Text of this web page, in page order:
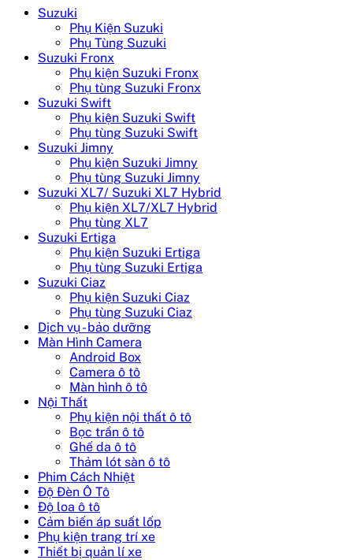
Suzuki
Phụ Kiện Suzuki
Phụ Tùng Suzuki
Suzuki Fronx
Phụ kiện Suzuki Fronx
Phụ tùng Suzuki Fronx
Suzuki Swift
Phụ kiện Suzuki Swift
Phụ tùng Suzuki Swift
Suzuki Jimny
Phụ kiện Suzuki Jimny
Phụ tùng Suzuki Jimny
Suzuki XL7/ Suzuki XL7 Hybrid
Phụ kiện XL7/XL7 Hybrid
Phụ tùng XL7
Suzuki Ertiga
Phụ kiện Suzuki Ertiga
Phụ tùng Suzuki Ertiga
Suzuki Ciaz
Phụ kiện Suzuki Ciaz
Phụ tùng Suzuki Ciaz
Dịch vụ - bảo dưỡng
Màn Hình Camera
Android Box
Camera ô tô
Màn hình ô tô
Nội Thất
Phụ kiện nội thất ô tô
Bọc trần ô tô
Ghế da ô tô
Thảm lót sàn ô tô
Phim Cách Nhiệt
Độ Đèn Ô Tô
Độ loa ô tô
Cảm biến áp suất lốp
Phụ kiện trang trí xe
Thiết bị quản lí xe